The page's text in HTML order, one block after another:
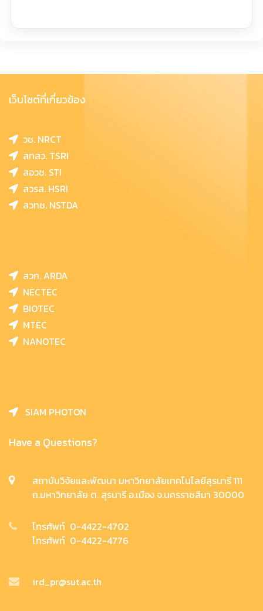
เว็บไซต์ที่เกี่ยวข้อง
วช. NRCT
สทสว. TSRI
สอวช. STI
สวรส. HSRI
สวทช. NSTDA
สวก. ARDA
NECTEC
BIOTEC
MTEC
NANOTEC
SIAM PHOTON
Have a Questions?
สถาบันวิจัยและพัฒนา มหาวิทยาลัยเทคโนโลยีสุรนารี 111
ถ.มหาวิทยาลัย ต. สุรนารี อ.เมือง จ.นครราชสีมา 30000
โทรศัพท์ 0-4422-4702
โทรศัพท์ 0-4422-4776
ird_pr@sut.ac.th